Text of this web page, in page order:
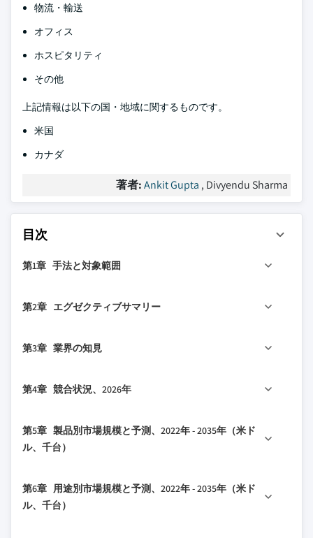
物流・輸送
オフィス
ホスピタリティ
その他
上記情報は以下の国・地域に関するものです。
米国
カナダ
著者:Ankit Gupta , Divyendu Sharma
目次
第1章 手法と対象範囲
1.2 品質に関する取り組み
り組み
1.3 調査の流れと信頼性スコア
1.3.2 スコアリングを構成する要素
1.4 データ収集
1.5 データマイニングソース
第2章 エグゼクティブサマリー
2.2 ビジネストレンド
2.4 用途トレンド
第3章 業界の知見
3.1.1 原材料の入手可能性と調達分析
3.1.3 破壊的変化
3.2 業界への影響要因
3.2.2 業界の落とし穴と課題
3.3 成長可能性分析
第4章 競合状況、2026年
4.2 2025年の国別企業市場シェア分析
4.3 競争ポジショニングマトリックス
第5章 製品別市場規模と予測、2022年 - 2035年（米ド
ル、千台）
5.2 空気熱源
5.3 地中熱源
第6章 用途別市場規模と予測、2022年 - 2035年（米ド
ル、千台）